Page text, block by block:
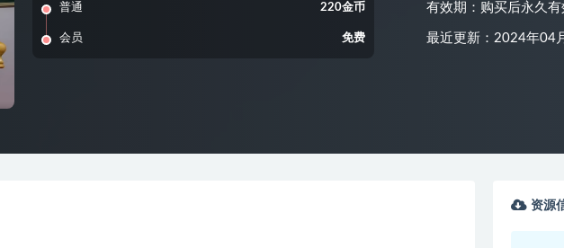
普通 220金币
会员 免费
有效期：购买后永久有
最近更新：2024年04
资源